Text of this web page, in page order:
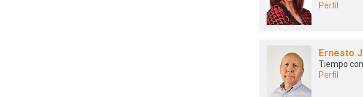
Perfil
Ernesto
Tiempo
Perfil